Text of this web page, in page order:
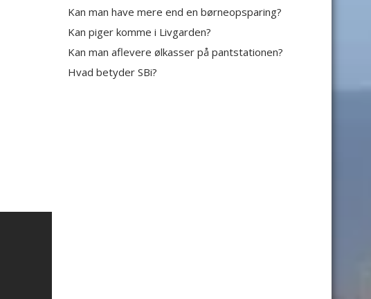
Kan man have mere end en børneopsparing?
Kan piger komme i Livgarden?
Kan man aflevere ølkasser på pantstationen?
Hvad betyder SBi?